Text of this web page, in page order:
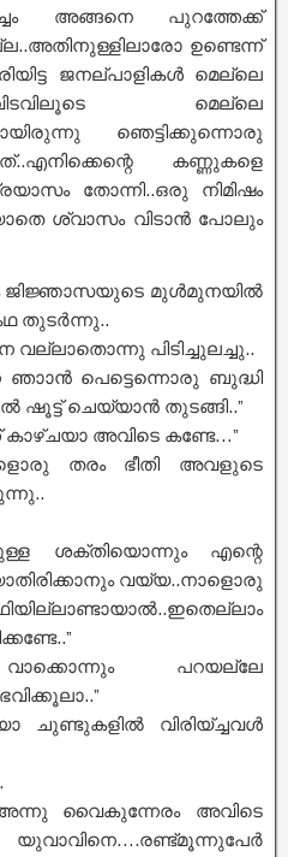
അങ്ങനെ പുറത്തേക്ക്
ഉണ്ടെന്ന്
ജനല്പാളികൾ മെല്ലെ
മെല്ലെ
ഞെട്ടിക്കുന്നൊരു
കണ്ണുകളെ
തോന്നി..ഒരു നിമിഷം
ശ്വാസം വിടാൻ പോലും
ജിജ്ഞാസയുടെ മുൾമുനയിൽ
തുടർന്നു..
വല്ലാതൊന്നു പിടിച്ചുലച്ചു..
ഞാാൻ പെട്ടെന്നൊരു ബുദ്ധി
ഷൂട്ട് ചെയ്യാൻ തുടങ്ങി..”
അവിടെ കണ്ടേ…”
തരം ഭീതി അവളുടെ
ശക്തിയൊന്നും എന്റെ
വയ്യ..നാളൊരു
പറയല്ലേ
ചുണ്ടുകളിൽ വിരിയ്ച്ചവൾ
വൈകുന്നേരം അവിടെ